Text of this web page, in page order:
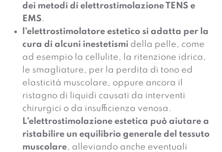
dei metodi di elettrostimolazione TENS e
EMS.
l’elettrostimolatore estetico si adatta per la
cura di alcuni inestetismi della pelle, come
ad esempio la cellulite, la ritenzione idrica,
le smagliature, per la perdita di tono ed
elasticità muscolare, oppure ancora il
ristagno di liquidi causati da interventi
chirurgici o da insufficienza venosa.
L’elettrostimolazione estetica può aiutare a
ristabilire un equilibrio generale del tessuto
muscolare, alleviando anche eventuali